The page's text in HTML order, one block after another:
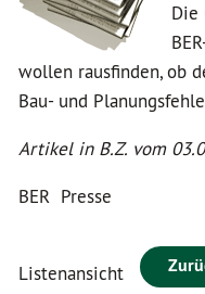
Die
wollen rausfinden, ob
Bau- und
Artikel in B.Z. vom
BER Presse
Listenansicht